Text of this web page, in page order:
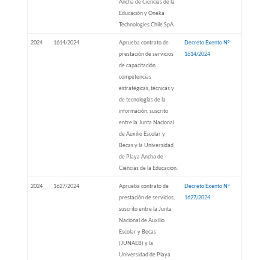
Educación y Oneka
Technologies Chile SpA
2024 1614/2024
Aprueba contrato de
prestación de servicios
de capacitación
competencias
estratégicas, técnicas y
de tecnologías de la
información, suscrito
entre la Junta Nacional
de Auxilio Escolar y
Becas y la Universidad
de Playa Ancha de
Ciencias de la Educación.
Decreto Exento N°
1614/2024
2024 1627/2024
Aprueba contrato de
prestación de servicios,
suscrito entre la Junta
Nacional de Auxilio
Escolar y Becas
(JUNAEB) y la
Universidad de Playa
Decreto Exento N°
1627/2024